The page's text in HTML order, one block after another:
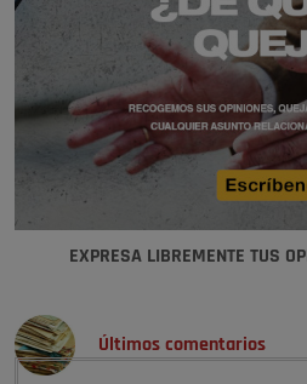
EXPRESA LIBREMENTE TUS
Últimos comentarios